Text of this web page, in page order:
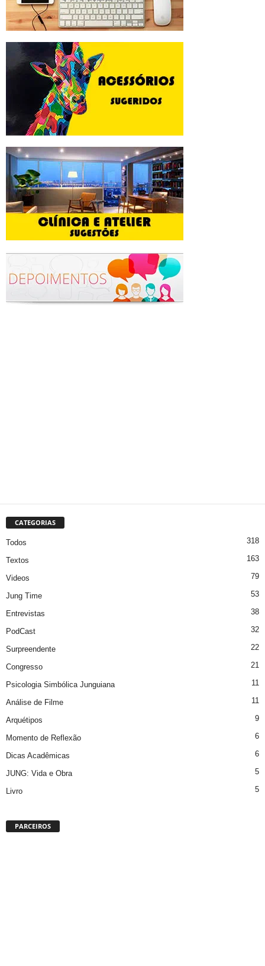
CATEGORIAS
Todos 318
Textos 163
Videos 79
Jung Time 53
Entrevistas 38
PodCast 32
Surpreendente 22
Congresso 21
Psicologia Simbólica Junguiana 11
Análise de Filme 11
Arquétipos 9
Momento de Reflexão 6
Dicas Acadêmicas 6
JUNG: Vida e Obra 5
Livro 5
PARCEIROS